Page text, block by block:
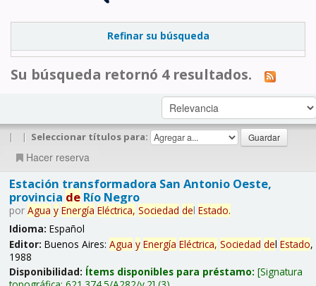
Refinar su búsqueda
Su búsqueda retornó 4 resultados.
| | Seleccionar títulos para:
Hacer reserva
Estación transformadora San Antonio Oeste,
provincia deRío Negro
por Agua y Energía Eléctrica, Sociedad del Estado.
Idioma: Español
Editor: Buenos Aires: Agua y Energía Eléctrica, Sociedad del Estado,
1988
Disponibilidad: Ítems disponibles para préstamo: Signatura